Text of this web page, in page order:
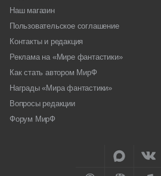
Наш магазин
Пользовательское соглашение
Контакты и редакция
Реклама на «Мире фантастики»
Как стать автором МирФ
Награды «Мира фантастики»
Вопросы редакции
Форум МирФ